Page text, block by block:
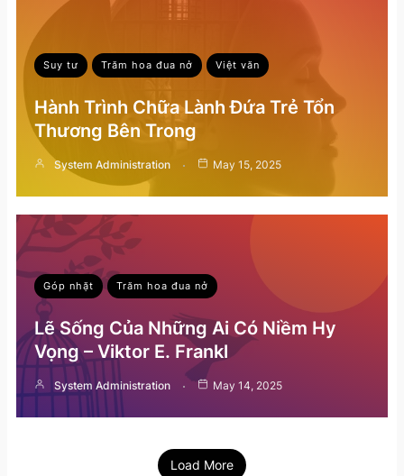
Suy tư Trăm hoa đua nở Việt văn
Hành Trình Chữa Lành Đứa Trẻ Tổn
Thương Bên Trong
System Administration May 15, 2025
Góp nhặt Trăm hoa đua nở
Lẽ Sống Của Những Ai Có Niềm Hy
Vọng – Viktor E. Frankl
System Administration May 14, 2025
Load More